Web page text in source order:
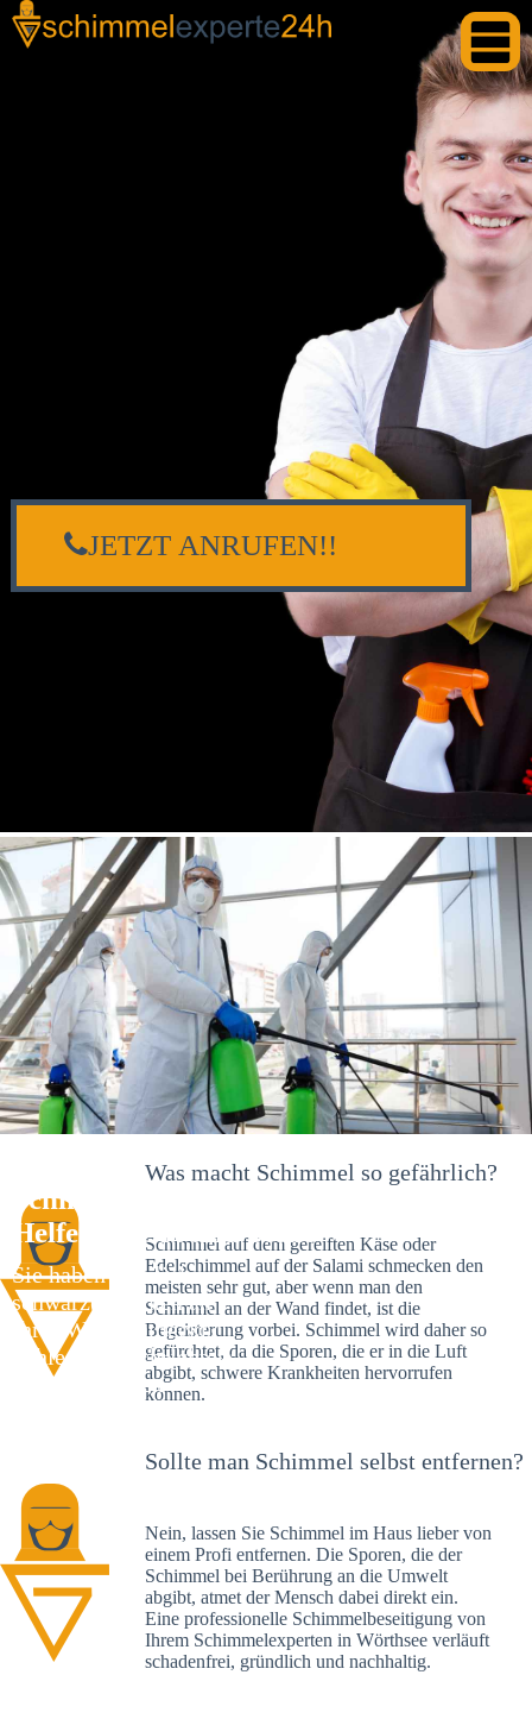
Schimmelexperte in Wörthsee – Ihr
Helfer an Ort und Stelle
Sie haben kürzlich
schwarze Flecken an
Ihrer Wand entdeckt?
Schlechte Nachrichten:
Sie haben einen
JETZT ANRUFEN!!
Was macht Schimmel so gefährlich?
Schimmel auf dem gereiften Käse oder
Edelschimmel auf der Salami schmecken den
meisten sehr gut, aber wenn man den
Schimmel an der Wand findet, ist die
Begeisterung vorbei. Schimmel wird daher so
gefürchtet, da die Sporen, die er in die Luft
abgibt, schwere Krankheiten hervorrufen
können.
Sollte man Schimmel selbst entfernen?
Nein, lassen Sie Schimmel im Haus lieber von
einem Profi entfernen. Die Sporen, die der
Schimmel bei Berührung an die Umwelt
abgibt, atmet der Mensch dabei direkt ein.
Eine professionelle Schimmelbeseitigung von
Ihrem Schimmelexperten in Wörthsee verläuft
schadenfrei, gründlich und nachhaltig.